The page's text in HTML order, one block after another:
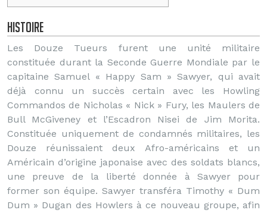
Histoire
Les Douze Tueurs furent une unité militaire
constituée durant la Seconde Guerre Mondiale par le
capitaine Samuel « Happy Sam » Sawyer, qui avait
déjà connu un succès certain avec les Howling
Commandos de Nicholas « Nick » Fury, les Maulers de
Bull McGiveney et l’Escadron Nisei de Jim Morita.
Constituée uniquement de condamnés militaires, les
Douze réunissaient deux Afro-américains et un
Américain d’origine japonaise avec des soldats blancs,
une preuve de la liberté donnée à Sawyer pour
former son équipe. Sawyer transféra Timothy « Dum
Dum » Dugan des Howlers à ce nouveau groupe, afin